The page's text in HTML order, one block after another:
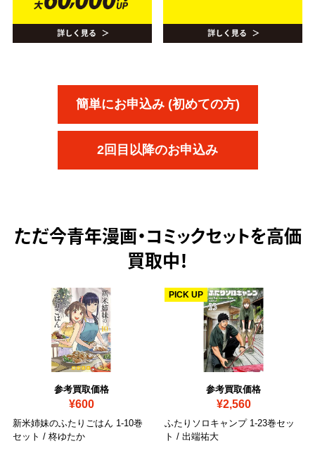
簡単にお申込み (初めての方)
2回目以降のお申込み
ただ今青年漫画・コミックセットを高価
買取中！
参考買取価格
¥600
新米姉妹のふたりごはん 1-10巻
セット / 柊ゆたか
参考買取価格
¥2,560
PICK UP
ふたりソロキャンプ 1-23巻セッ
ト / 出端祐大